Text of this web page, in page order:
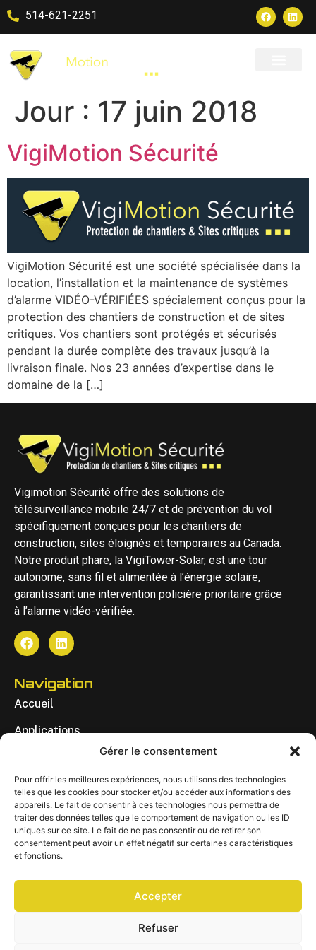
Gérer le consentement
Pour offrir les meilleures expériences, nous utilisons des technologies
telles que les cookies pour stocker et/ou accéder aux informations des
appareils. Le fait de consentir à ces technologies nous permettra de
traiter des données telles que le comportement de navigation ou les ID
uniques sur ce site. Le fait de ne pas consentir ou de retirer son
consentement peut avoir un effet négatif sur certaines caractéristiques
et fonctions.
Accepter
Refuser
514-621-2251
Jour : 17 juin 2018
VigiMotion Sécurité
VigiMotion Sécurité est une société spécialisée dans la
location, l’installation et la maintenance de systèmes
d’alarme VIDÉO-VÉRIFIÉES spécialement conçus pour la
protection des chantiers de construction et de sites
critiques. Vos chantiers sont protégés et sécurisés
pendant la durée complète des travaux jusqu’à la
livraison finale. Nos 23 années d’expertise dans le
domaine de la […]
Vigimotion Sécurité offre des solutions de
télésurveillance mobile 24/7 et de prévention du vol
spécifiquement conçues pour les chantiers de
construction, sites éloignés et temporaires au Canada.
Notre produit phare, la VigiTower-Solar, est une tour
autonome, sans fil et alimentée à l’énergie solaire,
garantissant une intervention policière prioritaire grâce
à l’alarme vidéo-vérifiée.
Navigation
Accueil
Applications
À Propos
Contact
EN